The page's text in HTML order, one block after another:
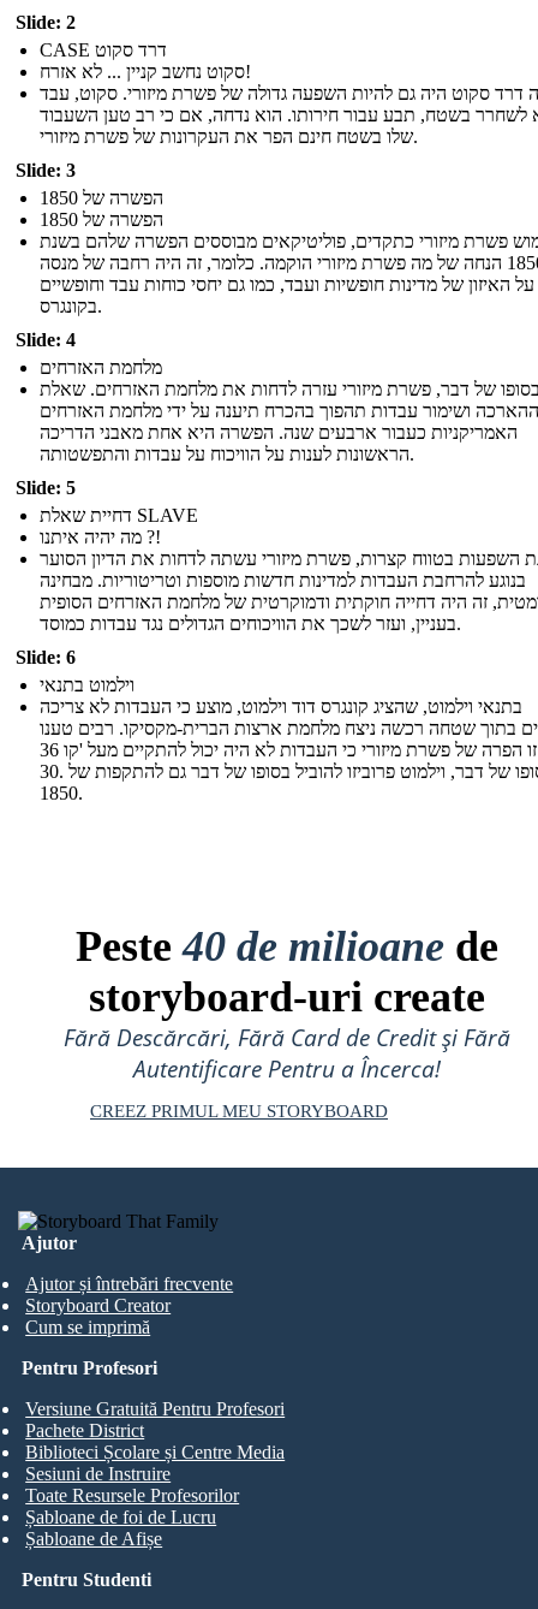
Slide: 2
CASE דרד סקוט
סקוט נחשב קניין ... לא אזרח!
דרד סקוט היה גם להיות השפעה גדולה של פשרת מיזורי. סקוט, עבד
לשחרר בשטח, תבע עבור חירותו. הוא נדחה, אם כי רב טען השעבוד
שלו בשטח חינם הפר את העקרונות של פשרת מיזורי.
Slide: 3
הפשרה של 1850
הפשרה של 1850
פשרת מיזורי כתקדים, פוליטיקאים מבוססים הפשרה שלהם בשנת
1850 הנחה של מה פשרת מיזורי הוקמה. כלומר, זה היה רחבה של מנסה
האיזון של מדינות חופשיות ועבד, כמו גם יחסי כוחות עבד וחופשיים
בקונגרס.
Slide: 4
מלחמת האזרחים
של דבר, פשרת מיזורי עזרה לדחות את מלחמת האזרחים. שאלת
ההארכה ושימור עבדות תהפוך בהכרח תיענה על ידי מלחמת האזרחים
האמריקניות כעבור ארבעים שנה. הפשרה היא אחת מאבני הדריכה
הראשונות לענות על הוויכוח על עבדות והתפשטותה.
Slide: 5
דחיית שאלת SLAVE
מה יהיה איתנו ?!
השפעות בטווח קצרות, פשרת מיזורי עשתה לדחות את הדיון הסוער
בנוגע להרחבת העבדות למדינות חדשות מוספות וטריטוריות. מבחינה
זה היה דחייה חוקתית ודמוקרטית של מלחמת האזרחים הסופית
בעניין, ועזר לשכך את הוויכוחים הגדולים נגד עבדות כמוסד.
Slide: 6
וילמוט בתנאי
בתנאי וילמוט, שהציג קונגרס דוד וילמוט, מוצע כי העבדות לא צריכה
בתוך שטחה רכשה ניצח מלחמת ארצות הברית-מקסיקו. רבים טענו
כי זו הפרה של פשרת מיזורי כי העבדות לא היה יכול להתקיים מעל 'קו 36º
30. בסופו של דבר, וילמוט פרוביזו להוביל בסופו של דבר גם להתקפות של
1850.
Peste40 de milioane de
storyboard-uri create
Fără Descărcări, Fără Card de Credit și Fără
Autentificare Pentru a Încerca!
CREEZ PRIMUL MEU STORYBOARD
Ajutor
Ajutor și întrebări frecvente
Storyboard Creator
Cum se imprimă
Pentru Studenti
Pentru Profesori
Versiune Gratuită Pentru Profesori
Pachete District
Biblioteci Școlare și Centre Media
Sesiuni de Instruire
Toate Resursele Profesorilor
Șabloane de foi de Lucru
Șabloane de Afișe